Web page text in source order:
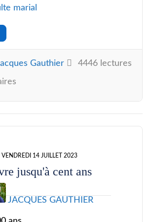
marial
Gauthier 4446 lectures
VENDREDI 14 JUILLET 2023
jusqu'à cent ans
JACQUES GAUTHIER